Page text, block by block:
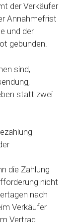
der Verkäufer
Annahmefrist
und der
gebunden.
sind,
statt zwei
die Zahlung
nicht
nach
Verkäufer
Vertrag